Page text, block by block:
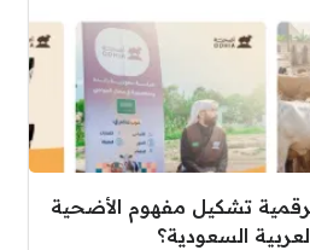
تشكيل مفهوم الأضحية
السعودية؟